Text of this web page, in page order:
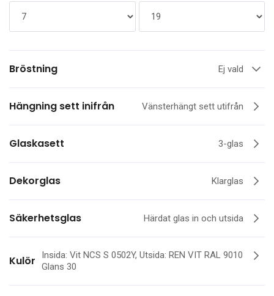
Bröstning Ej vald
Hängning sett inifrån Vänsterhängt sett utifrån
Glaskasett 3-glas
Dekorglas Klarglas
Säkerhetsglas Härdat glas in och utsida
Kulör
Insida: Vit NCS S 0502Y, Utsida: REN VIT RAL 9010
Glans 30